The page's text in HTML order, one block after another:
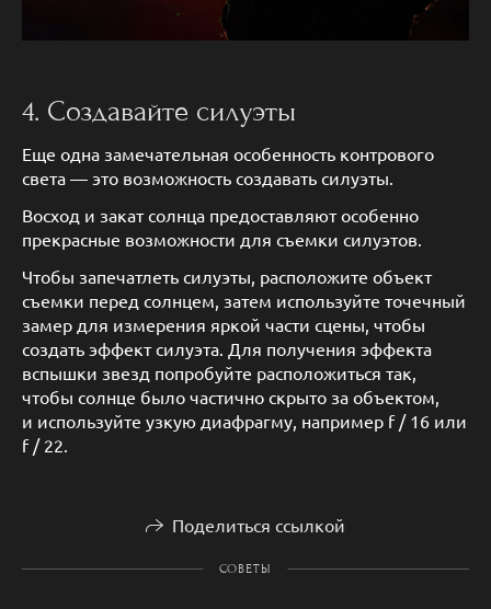
4. Создавайте силуэты
Еще одна замечательная особенность контрового
света — это возможность создавать силуэты.
Восход и закат солнца предоставляют особенно
прекрасные возможности для съемки силуэтов.
Чтобы запечатлеть силуэты, расположите объект
съемки перед солнцем, затем используйте точечный
замер для измерения яркой части сцены, чтобы
создать эффект силуэта. Для получения эффекта
вспышки звезд попробуйте расположиться так,
чтобы солнце было частично скрыто за объектом,
и используйте узкую диафрагму, например f / 16 или
f / 22.
Поделиться ссылкой
СОВЕТЫ